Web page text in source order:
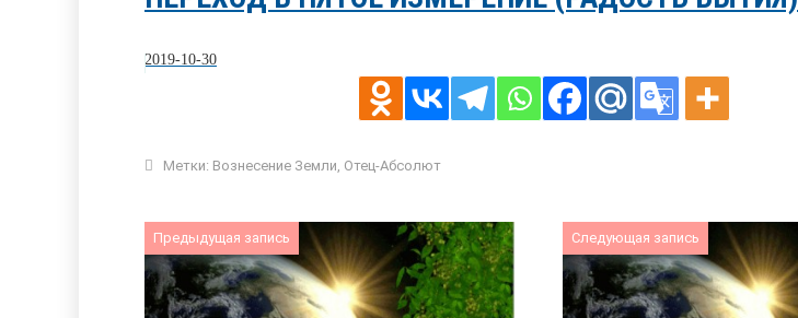
2019-10-30
Метки: Вознесение Земли, Отец-Абсолют
Предыдущая запись Следующая запись